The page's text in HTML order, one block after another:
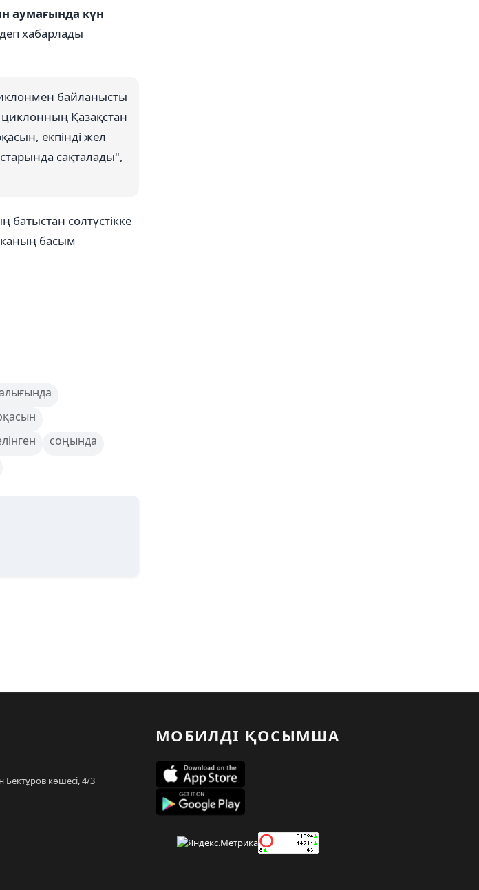
аумағында күн
деп хабарлады
байланысты
Қазақстан
екпінді жел
сақталады",
солтүстікке
басым
соңында
Бектұров көшесі, 4/3
МОБИЛДІ ҚОСЫМША